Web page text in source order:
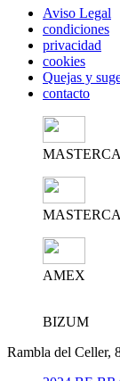
Aviso Legal
condiciones
privacidad
cookies
Quejas y
contacto
AMEX
BIZUM
Rambla del Celler,